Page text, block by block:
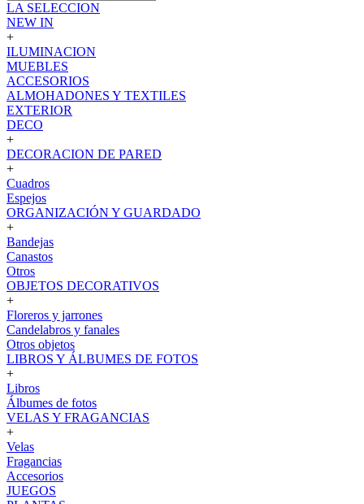
LA SELECCION
NEW IN
+
ILUMINACION
MUEBLES
ACCESORIOS
ALMOHADONES Y TEXTILES
EXTERIOR
DECO
+
DECORACION DE PARED
+
Cuadros
Espejos
ORGANIZACIÓN Y GUARDADO
+
Bandejas
Canastos
Otros
OBJETOS DECORATIVOS
+
Floreros y jarrones
Candelabros y fanales
Otros objetos
LIBROS Y ÁLBUMES DE FOTOS
+
Libros
Álbumes de fotos
VELAS Y FRAGANCIAS
+
Velas
Fragancias
Accesorios
JUEGOS